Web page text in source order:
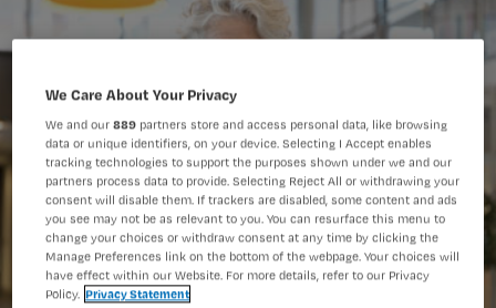
We Care About Your Privacy
We and our889 partners store and access personal data, like browsing
data or unique identifiers, on your device. Selecting I Accept enables
tracking technologies to support the purposes shown under we and our
partners process data to provide. Selecting Reject All or withdrawing your
consent will disable them. If trackers are disabled, some content and ads
you see may not be as relevant to you. You can resurface this menu to
change your choices or withdraw consent at any time by clicking the
Manage Preferences link on the bottom of the webpage. Your choices will
have effect within our Website. For more details, refer to our Privacy
Policy. Privacy Statement